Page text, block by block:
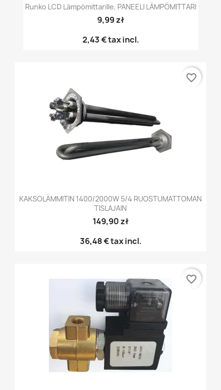
Runko LCD Lämpömittarille, PANEELI LÄMPÖMITTARI
9,99 zł
2,43 €tax incl.
KAKSOLÄMMITIN 1400/2000W 5/4 RUOSTUMATTOMAN
TISLAJAIN
149,90 zł
36,48 €tax incl.
favorite_border
favorite_border